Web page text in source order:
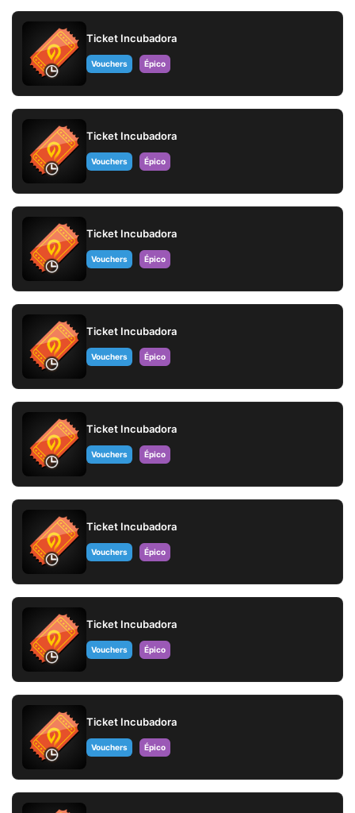
Ticket Incubadora
Vouchers Épico
Ticket Incubadora
Vouchers Épico
Ticket Incubadora
Vouchers Épico
Ticket Incubadora
Vouchers Épico
Ticket Incubadora
Vouchers Épico
Ticket Incubadora
Vouchers Épico
Ticket Incubadora
Vouchers Épico
Ticket Incubadora
Vouchers Épico